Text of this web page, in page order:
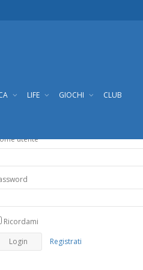
LIFE GIOCHI CLUB
utente
Ricordami
Registrati